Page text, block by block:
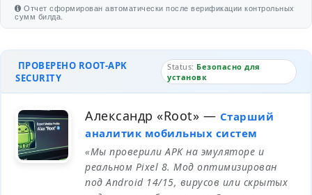
Отчет сформирован автоматически после верификации контрольных
сумм билда.
ПРОВЕРЕНО ROOT-APK
SECURITY
Status: Безопасно для
установк
Александр «Root» — Старший
аналитик мобильных систем
«Мы проверили APK на эмуляторе и
реальном Pixel 8. Мод оптимизирован
под Android 14/15, вирусов или скрытых